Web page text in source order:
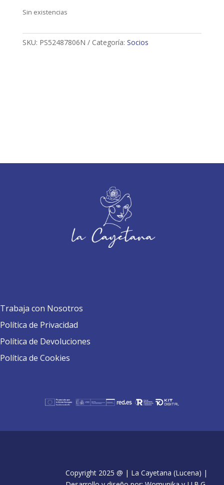
Sin existencias
SKU: PS52487806N Categoría: Socios
Trabaja con Nosotros
Política de Privacidad
Política de Devoluciones
Política de Cookies
Copyright 2025 @ | La Cayetana (Lucena) |